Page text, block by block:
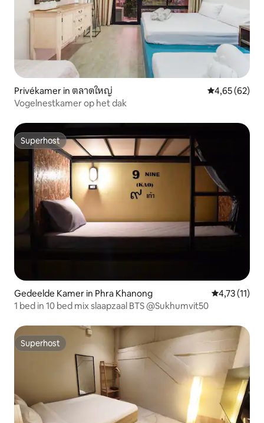
Privékamer in ตลาดใหญ่ Gemiddelde
4,65 (62)
Vogelnestkamer op het dak
Superhost
Superhost
Gedeelde Kamer in Phra Khanong Gemiddelde
4,73 (11)
1 bed in 10 bed mix slaapzaal BTS @Sukhumvit50
Superhost
Superhost